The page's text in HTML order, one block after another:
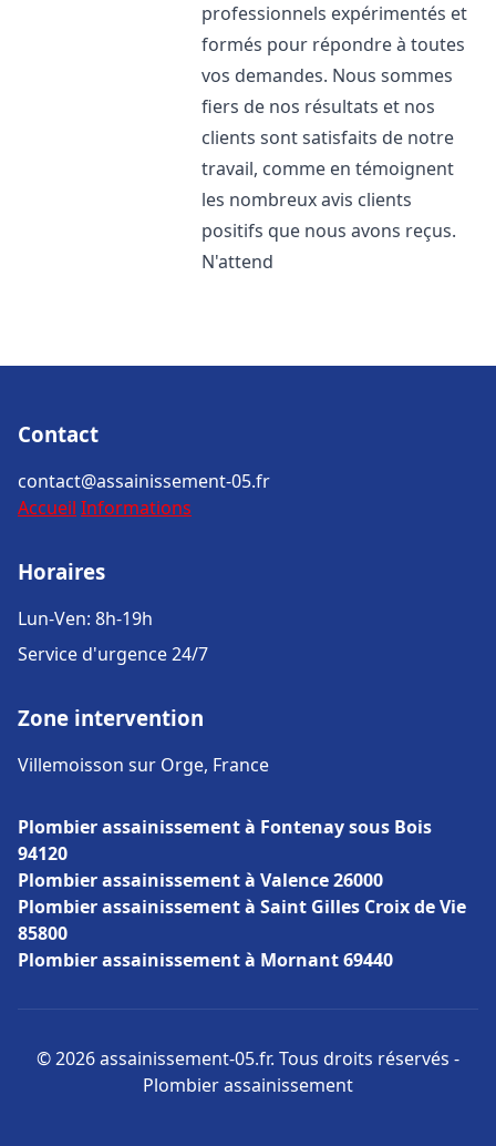
professionnels expérimentés et
formés pour répondre à toutes
vos demandes. Nous sommes
fiers de nos résultats et nos
clients sont satisfaits de notre
travail, comme en témoignent
les nombreux avis clients
positifs que nous avons reçus.
N'attend
Contact
contact@assainissement-05.fr
Accueil Informations
Horaires
Lun-Ven: 8h-19h
Service d'urgence 24/7
Zone intervention
Villemoisson sur Orge, France
Plombier assainissement à Fontenay sous Bois
94120
Plombier assainissement à Valence 26000
Plombier assainissement à Saint Gilles Croix de Vie
85800
Plombier assainissement à Mornant 69440
© 2026 assainissement-05.fr. Tous droits réservés -
Plombier assainissement